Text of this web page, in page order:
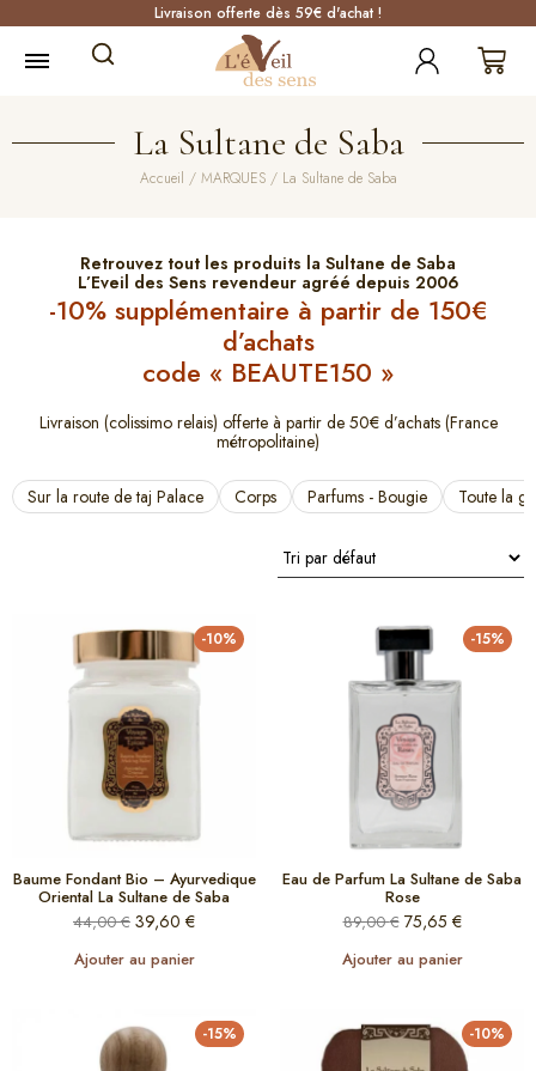
Livraison offerte dès 59€ d'achat !
La Sultane de Saba
Accueil / MARQUES/ La Sultane de Saba
Retrouvez tout les produits la Sultane de Saba
L’Eveil des Sens revendeur agréé depuis 2006
-10% supplémentaire à partir de 150€
d’achats
code « BEAUTE150 »
Livraison (colissimo relais) offerte à partir de 50€ d’achats (France
métropolitaine)
Sur la route de taj Palace Corps Parfums - Bougie Toute la
-10%
Baume Fondant Bio – Ayurvedique
Oriental La Sultane de Saba
44,00€ 39,60 €
Ajouter au panier
-15%
Eau de Parfum La Sultane de Saba
Rose
89,00€ 75,65 €
Ajouter au panier
-15% -10%